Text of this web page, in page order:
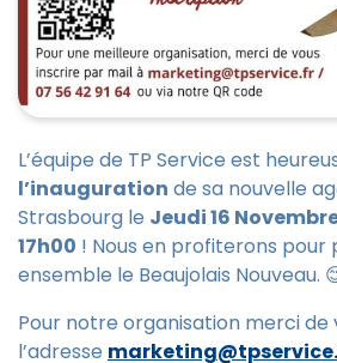
L’équipe de TP Service est
l’inauguration de sa nouvelle
Strasbourg le Jeudi 16
17h00 ! Nous en profiterons
ensemble le Beaujolais Nouveau.
Pour notre organisation merci de
l’adresse